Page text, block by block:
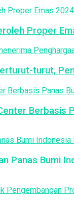
Proper
turut,
Berbasis
Panas Bumi